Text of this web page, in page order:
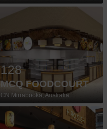
128
MCQ FOODCOURT
CN Mirrabooka, Australia